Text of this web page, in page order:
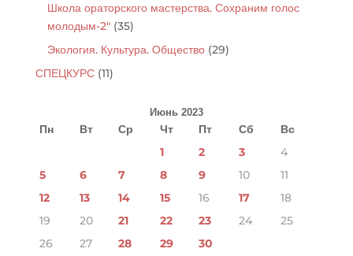
Школа ораторского мастерства. Сохраним голос
молодым-2"(35)
Экология. Культура. Общество(29)
СПЕЦКУРС(11)
Июнь 2023
Пн Вт Ср Чт Пт Сб
Вс
1
2 3
4
5
6 7 8 9 10
11
12
13 14 15 16 17
18
19
20 21 22 23 24
25
26
27 28 29
30